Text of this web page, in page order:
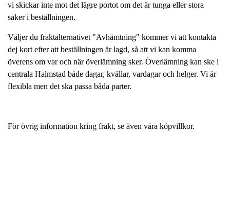
vi skickar inte mot det lägre portot om det är tunga eller stora
saker i beställningen.
Väljer du fraktalternativet "Avhämtning" kommer vi att kontakta
dej kort efter att beställningen är lagd, så att vi kan komma
överens om var och när överlämning sker. Överlämning kan ske i
centrala Halmstad både dagar, kvällar, vardagar och helger. Vi är
flexibla men det ska passa båda parter.
För övrig information kring frakt, se även våra köpvillkor.